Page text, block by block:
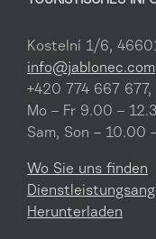
Kostelní 1/6,
info@jablonec.com
+420 774 667 677,
Mo – Fr 9.00 –
Sam, Son – 10.00
Wo Sie uns finden
Herunterladen